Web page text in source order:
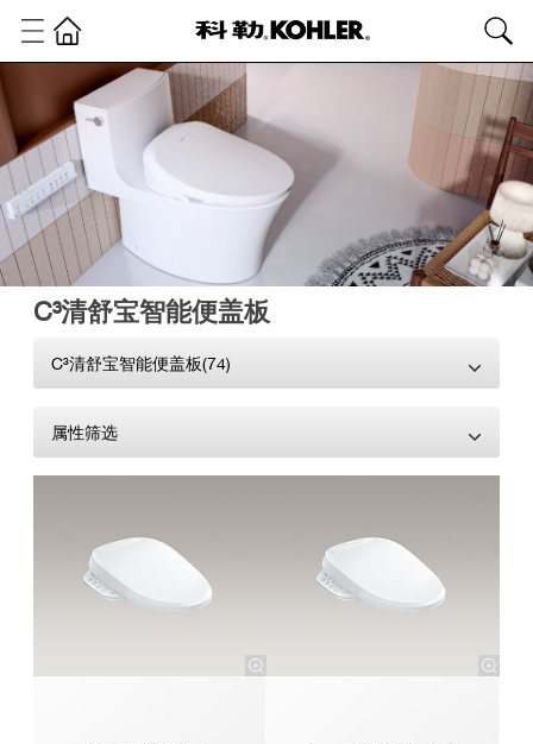
C³清舒宝智能便盖板
C³清舒宝智能便盖板(74)
属性筛选